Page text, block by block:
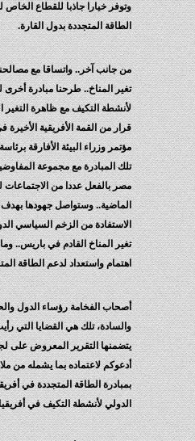
وتوفر خيارا جاذبا للقطاع الخاص
الطاقة المتجددة بدول القارة.
من جانب آخر.. واتساقا مع مصالحنا
تغير المناخ.. طرحنا مبادرة أخرى
لأنشطة التكيف مع ظاهرة التغير
قرار من القمة الأفريقية الأخيرة
مؤتمر وزراء البيئة الأفارقة
تلك المبادرة مع مجموعة
مصر بالفعل عددا من الاجتماعات
الماضية.. وستواصل جهودها بهدف
الاستفادة من الزخم السياسي
تغير المناخ القادم في باريس.. وما
اهتمام واستعداد لدعم الطاقة
أصحاب الفخامة رؤساء الدول
والسادة، تلك هي القضايا التي رأيت
يتضمنها التقرير المعروض على
أدعوكم لاعتماده بما يشمله من
بمبادرة الطاقة المتجددة في
الدولي لأنشطة التكيف في أفريقيا.